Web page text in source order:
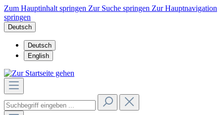
Zum Hauptinhalt springen Zur Suche springen Zur Hauptnavigation
springen
Deutsch
Deutsch
English